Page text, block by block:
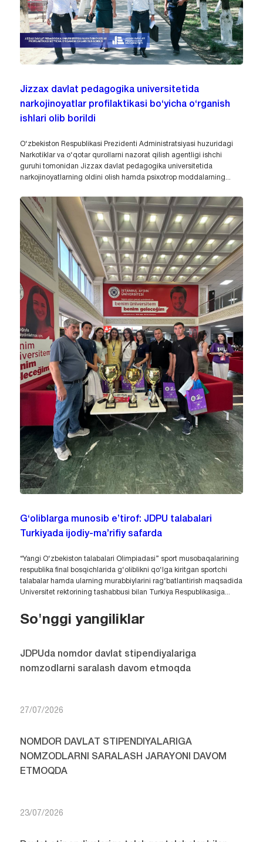
Jizzax davlat pedagogika universitetida
narkojinoyatlar profilaktikasi bo‘yicha o‘rganish
ishlari olib borildi
O‘zbekiston Respublikasi Prezidenti Administratsiyasi huzuridagi
Narkotiklar va o‘qotar qurollarni nazorat qilish agentligi ishchi
guruhi tomonidan Jizzax davlat pedagogika universitetida
narkojinoyatlarning oldini olish hamda psixotrop moddalarning...
G‘oliblarga munosib e’tirof: JDPU talabalari
Turkiyada ijodiy-ma’rifiy safarda
“Yangi O‘zbekiston talabalari Olimpiadasi” sport musobaqalarining
respublika final bosqichlarida g‘oliblikni qo‘lga kiritgan sportchi
talabalar hamda ularning murabbiylarini rag‘batlantirish maqsadida
Universitet rektorining tashabbusi bilan Turkiya Respublikasiga...
So'nggi yangiliklar
JDPUda nomdor davlat stipendiyalariga
nomzodlarni saralash davom etmoqda
27/07/2026
NOMDOR DAVLAT STIPENDIYALARIGA
NOMZODLARNI SARALASH JARAYONI DAVOM
ETMOQDA
23/07/2026